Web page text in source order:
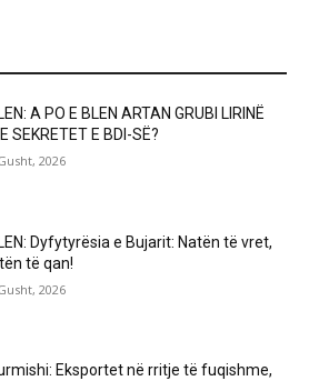
A PO E BLEN ARTAN GRUBI LIRINË
SEKRETET E BDI-SË?
2026
Dyfytyrësia e Bujarit: Natën të vret,
të qan!
2026
Eksportet në rritje të fuqishme,